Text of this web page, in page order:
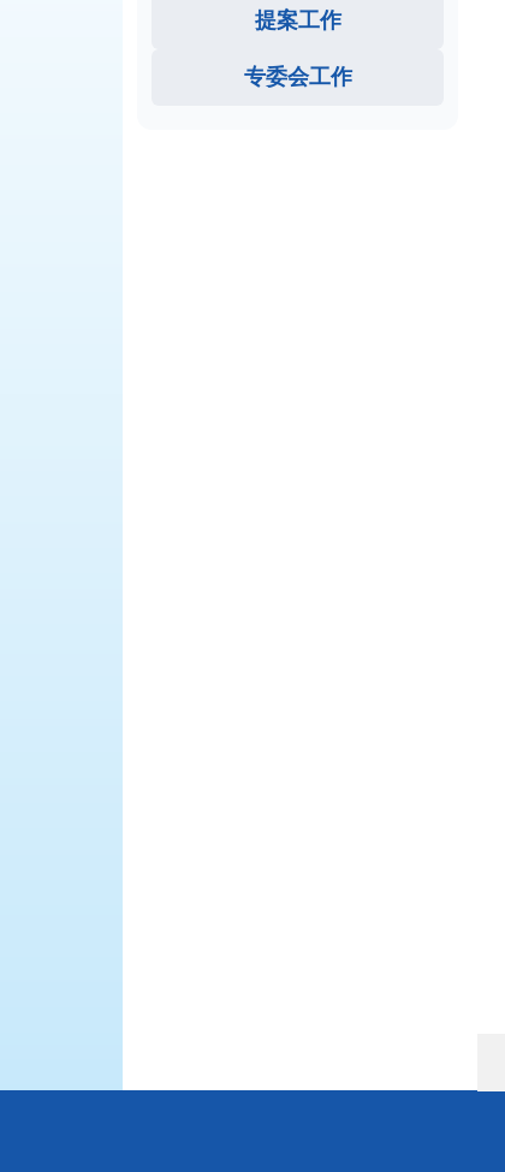
提案工作
专委会工作